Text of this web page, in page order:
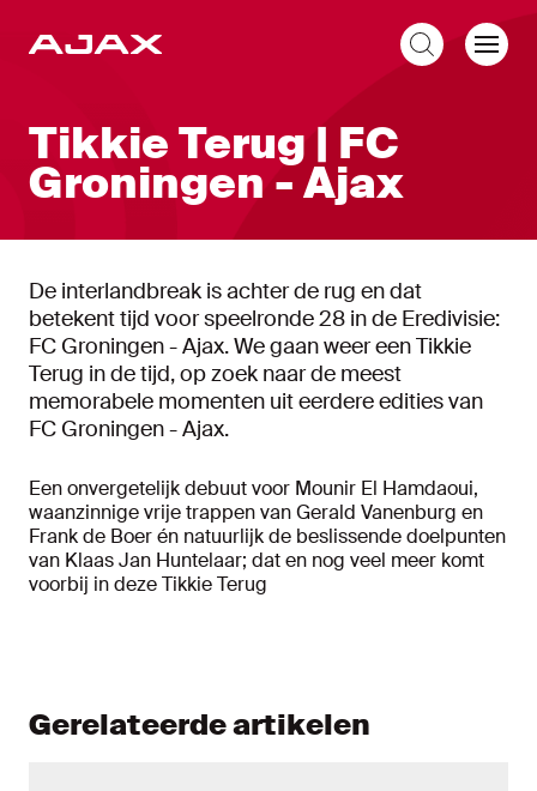
Tikkie Terug | FC
Groningen - Ajax
De interlandbreak is achter de rug en dat
betekent tijd voor speelronde 28 in de Eredivisie:
FC Groningen - Ajax. We gaan weer een Tikkie
Terug in de tijd, op zoek naar de meest
memorabele momenten uit eerdere edities van
FC Groningen - Ajax.
Een onvergetelijk debuut voor Mounir El Hamdaoui,
waanzinnige vrije trappen van Gerald Vanenburg en
Frank de Boer én natuurlijk de beslissende doelpunten
van Klaas Jan Huntelaar; dat en nog veel meer komt
voorbij in deze Tikkie Terug
Gerelateerde artikelen